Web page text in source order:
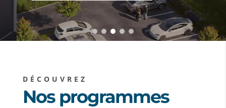
DÉCOUVREZ
Nos programmes